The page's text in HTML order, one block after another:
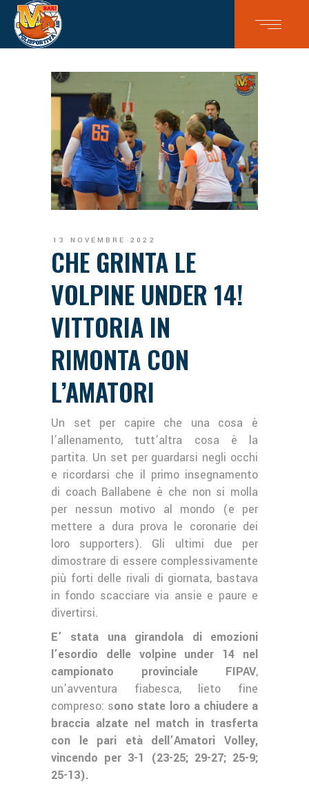
13 NOVEMBRE 2022
CHE GRINTA LE
VOLPINE UNDER 14!
VITTORIA IN
RIMONTA CON
L’AMATORI
Un set per capire che una cosa è
l’allenamento, tutt’altra cosa è la
partita. Un set per guardarsi negli occhi
e ricordarsi che il primo insegnamento
di coach Ballabene è che non si molla
per nessun motivo al mondo (e per
mettere a dura prova le coronarie dei
loro supporters). Gli ultimi due per
dimostrare di essere complessivamente
più forti delle rivali di giornata, bastava
in fondo scacciare via ansie e paure e
divertirsi.
E’ stata una girandola di emozioni
l’esordio delle volpine under 14 nel
campionato provinciale FIPAV,
un’avventura fiabesca, lieto fine
compreso: sono state loro a chiudere a
braccia alzate nel match in trasferta
con le pari età dell’Amatori Volley,
vincendo per 3-1 (23-25; 29-27; 25-9;
25-13).